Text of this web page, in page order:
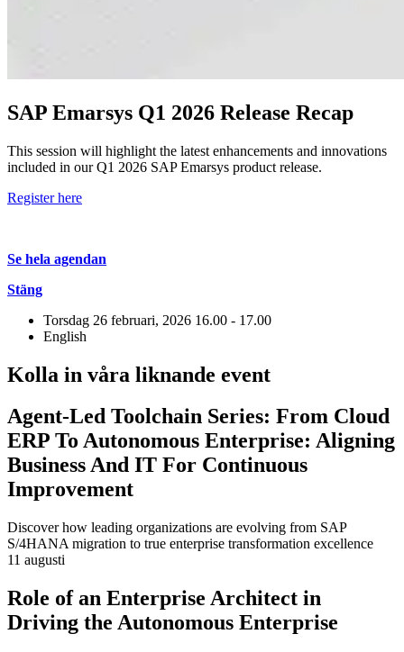
SAP Emarsys Q1 2026 Release Recap
This session will highlight the latest enhancements and innovations
included in our Q1 2026 SAP Emarsys product release.
Register here
Se hela agendan
Stäng
Torsdag 26 februari, 2026 16.00 - 17.00
English
Kolla in våra liknande event
Agent-Led Toolchain Series: From Cloud
ERP To Autonomous Enterprise: Aligning
Business And IT For Continuous
Improvement
Discover how leading organizations are evolving from SAP
S/4HANA migration to true enterprise transformation excellence
11 augusti
Role of an Enterprise Architect in
Driving the Autonomous Enterprise